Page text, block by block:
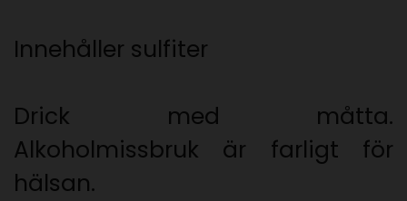
Innehåller sulfiter
Drick med måtta.
Alkoholmissbruk är farligt för
hälsan.